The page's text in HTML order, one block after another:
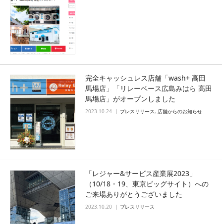
完全キャッシュレス店舗「wash+ 高田
馬場店」「リレーベース広島みはら 高田
馬場店」がオープンしました
2023.10.24 プレスリリース, 店舗からのお知らせ
「レジャー&サービス産業展2023」
（10/18・19、東京ビッグサイト）への
ご来場ありがとうございました
2023.10.20 プレスリリース